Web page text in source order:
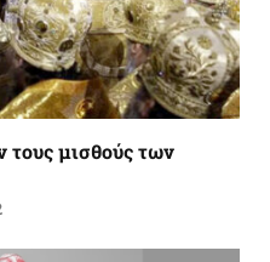
μισθούς των